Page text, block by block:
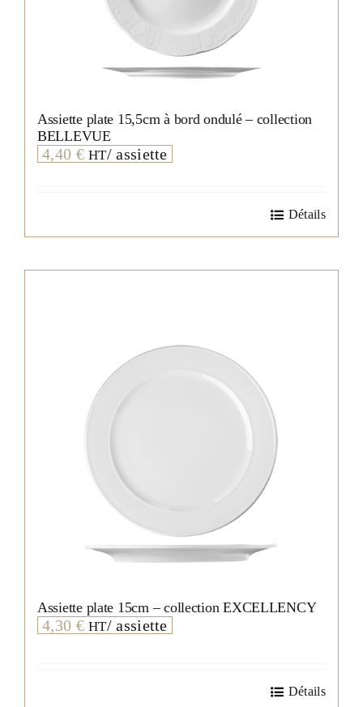
Assiette plate 15,5cm à bord ondulé – collection
BELLEVUE
4,40 € HT/ assiette
Détails
Assiette plate 15cm – collection EXCELLENCY
4,30 € HT/ assiette
Détails